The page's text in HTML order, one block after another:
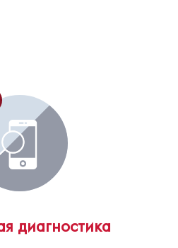
диагностика